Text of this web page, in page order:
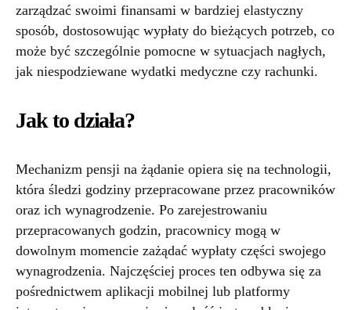
zarządzać swoimi finansami w bardziej elastyczny
sposób, dostosowując wypłaty do bieżących potrzeb, co
może być szczególnie pomocne w sytuacjach nagłych,
jak niespodziewane wydatki medyczne czy rachunki.
Jak to działa?
Mechanizm pensji na żądanie opiera się na technologii,
która śledzi godziny przepracowane przez pracowników
oraz ich wynagrodzenie. Po zarejestrowaniu
przepracowanych godzin, pracownicy mogą w
dowolnym momencie zażądać wypłaty części swojego
wynagrodzenia. Najczęściej proces ten odbywa się za
pośrednictwem aplikacji mobilnej lub platformy